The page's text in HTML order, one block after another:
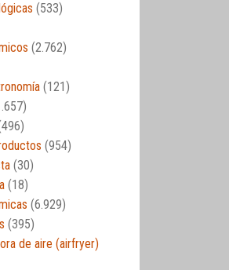
(533)
(2.762)
(121)
(954)
(30)
(18)
(6.929)
(395)
de aire (airfryer)